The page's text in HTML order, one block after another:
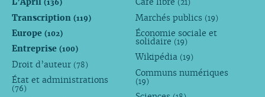
(136)
Transcription (119)
Europe (102)
Entreprise (100)
Droit d’auteur (78)
État et administrations
(76)
(21)
Marchés publics (19)
Économie sociale et
solidaire (19)
Wikipédia (19)
Communs numériques
(19)